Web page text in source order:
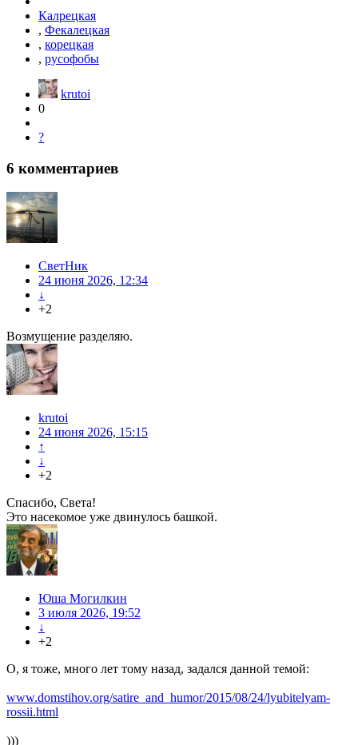
Калрецкая
, Фекалецкая
, корецкая
, русофобы
krutoi
0
?
6 комментариев
СветНик
24 июня 2026, 12:34
↓
+2
Возмущение разделяю.
krutoi
24 июня 2026, 15:15
↑
↓
+2
Спасибо, Света!
Это насекомое уже двинулось башкой.
Юша Могилкин
3 июля 2026, 19:52
↓
+2
О, я тоже, много лет тому назад, задался данной темой:
www.domstihov.org/satire_and_humor/2015/08/24/lyubitelyam-
rossii.html
)))